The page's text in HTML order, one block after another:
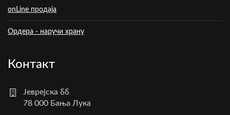
onLine продаја
Ордера - наручи храну
Контакт
Јеврејска бб
78 000 Бања Лука